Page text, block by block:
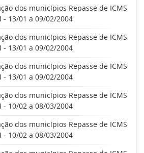
dos municípios Repasse de ICMS
- 13/01 a 09/02/2004
dos municípios Repasse de ICMS
- 13/01 a 09/02/2004
dos municípios Repasse de ICMS
- 13/01 a 09/02/2004
dos municípios Repasse de ICMS
- 10/02 a 08/03/2004
dos municípios Repasse de ICMS
- 10/02 a 08/03/2004